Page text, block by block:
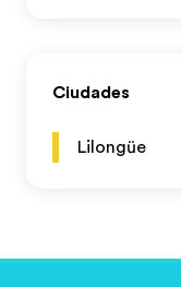
Ciudades
Lilongüe